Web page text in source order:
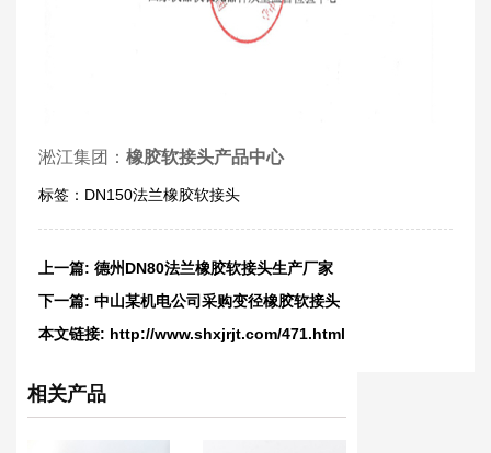
淞江集团： 橡胶软接头产品中心
标签： DN150法兰橡胶软接头
上一篇: 德州DN80法兰橡胶软接头生产厂家
下一篇: 中山某机电公司采购变径橡胶软接头
本文链接: http://www.shxjrjt.com/471.html
相关产品